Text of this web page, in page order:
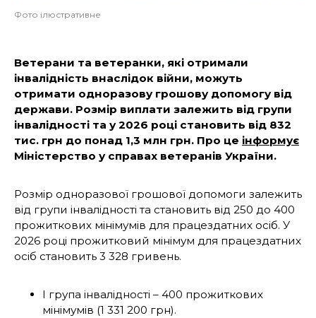
Фото ілюстративне
Ветерани та ветеранки, які отримали
інвалідність внаслідок війни, можуть
отримати одноразову грошову допомогу від
держави. Розмір виплати залежить від групи
інвалідності та у 2026 році становить від 832
тис. грн до понад 1,3 млн грн. Про це інформує
Міністерство у справах ветеранів України.
Розмір одноразової грошової допомоги залежить
від групи інвалідності та становить від 250 до 400
прожиткових мінімумів для працездатних осіб. У
2026 році прожитковий мінімум для працездатних
осіб становить 3 328 гривень.
I група інвалідності – 400 прожиткових
мінімумів (1 331 200 грн).